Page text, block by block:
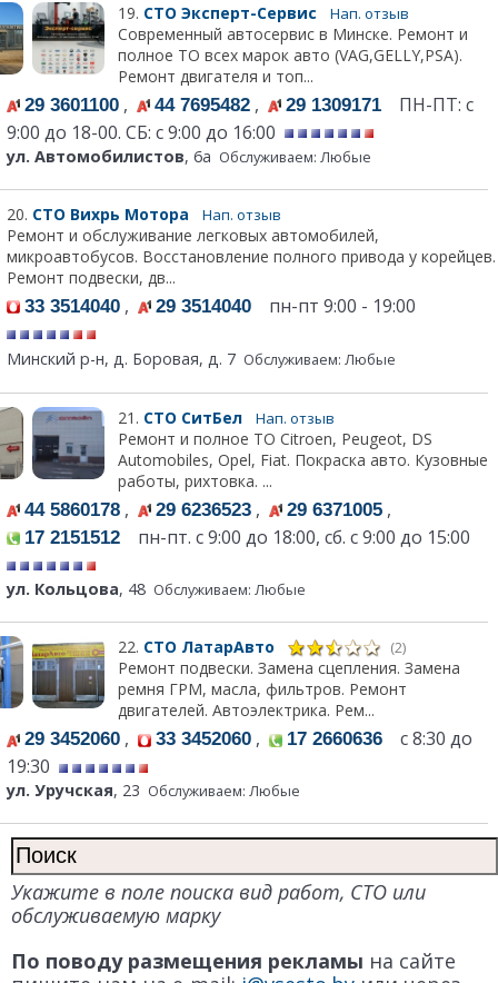
19. СТО Эксперт-Сервис Нап. отзыв
Современный автосервис в Минске. Ремонт и
полное ТО всех марок авто (VAG,GELLY,PSA).
Ремонт двигателя и топ...
29 3601100 , 44 7695482 , 29 1309171 ПН-ПТ: с
9:00 до 18-00. СБ: с 9:00 до 16:00
ул. Автомобилистов, 6а Обслуживаем: Любые
20. СТО Вихрь Мотора Нап. отзыв
Ремонт и обслуживание легковых автомобилей,
микроавтобусов. Восстановление полного привода у корейцев.
Ремонт подвески, дв...
33 3514040 , 29 3514040 пн-пт 9:00 - 19:00
Минский р-н, д. Боровая, д. 7 Обслуживаем: Любые
21. СТО СитБел Нап. отзыв
Ремонт и полное ТО Citroen, Peugeot, DS
Automobiles, Opel, Fiat. Покраска авто. Кузовные
работы, рихтовка. ...
44 5860178 , 29 6236523 , 29 6371005 ,
17 2151512 пн-пт. с 9:00 до 18:00, сб. с 9:00 до 15:00
ул. Кольцова, 48 Обслуживаем: Любые
22. СТО ЛатарАвто (2)
Ремонт подвески. Замена сцепления. Замена
ремня ГРМ, масла, фильтров. Ремонт
двигателей. Автоэлектрика. Рем...
29 3452060 , 33 3452060 , 17 2660636 с 8:30 до
19:30
ул. Уручская, 23 Обслуживаем: Любые
Укажите в поле поиска вид работ, СТО или
обслуживаемую марку
По поводу размещения рекламы на сайте